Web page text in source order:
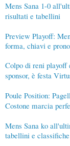
Mens Sana 1-0
risultati e tabellini
Preview Playoff:
forma, chiavi e
Colpo di reni playoff
sponsor, è festa
Poule Position:
Costone marcia
Mens Sana ko
tabellini e classifiche